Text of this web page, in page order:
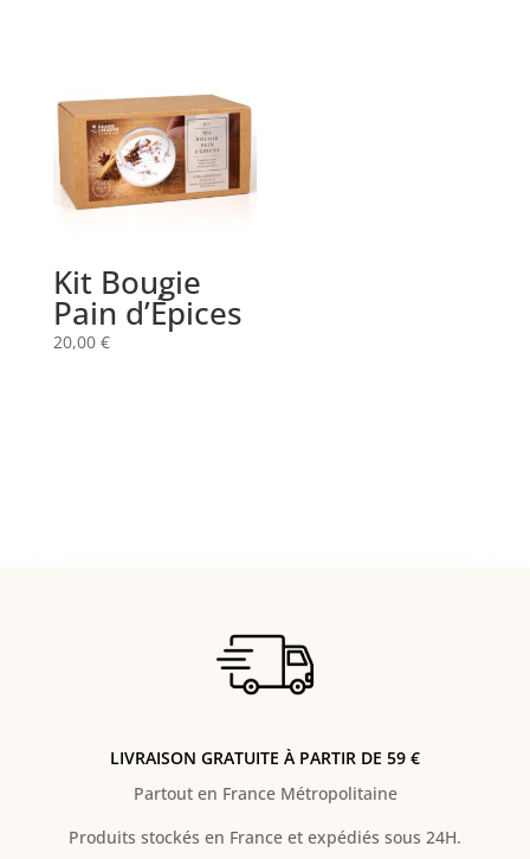
Kit Bougie
Pain d’Épices
20,00 €
LIVRAISON GRATUITE À PARTIR DE 59 €
Partout en France Métropolitaine
Produits stockés en France et expédiés sous 24H.